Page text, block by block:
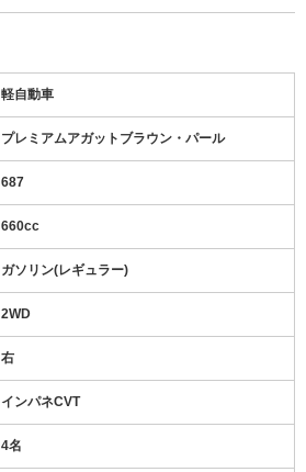
軽自動車
プレミアムアガットブラウン・パール
687
660cc
ガソリン(レギュラー)
2WD
右
インパネCVT
4名